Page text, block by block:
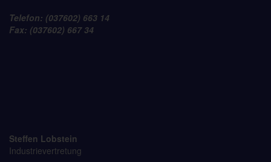
Telefon: (037602) 663 14
Fax: (037602) 667 34
Steffen Lobstein
Industrievertretung